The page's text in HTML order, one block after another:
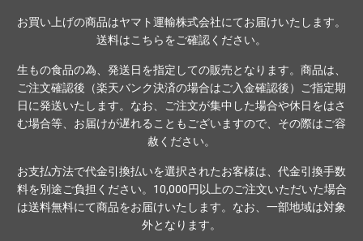
レ
お買い上げの商品はヤマト運輸株式会社にてお届けいたします。
送料はこちらをご確認ください。
生もの食品の為、発送日を指定しての販売となります。商品は、
ご注文確認後（楽天バンク決済の場合はご入金確認後）ご指定期
日に発送いたします。なお、ご注文が集中した場合や休日をはさ
む場合等、お届けが遅れることもございますので、その際はご容
赦ください。
お支払方法で代金引換払いを選択されたお客様は、代金引換手数
料を別途ご負担ください。10,000円以上のご注文いただいた場合
は送料無料にて商品をお届けいたします。なお、一部地域は対象
外となります。